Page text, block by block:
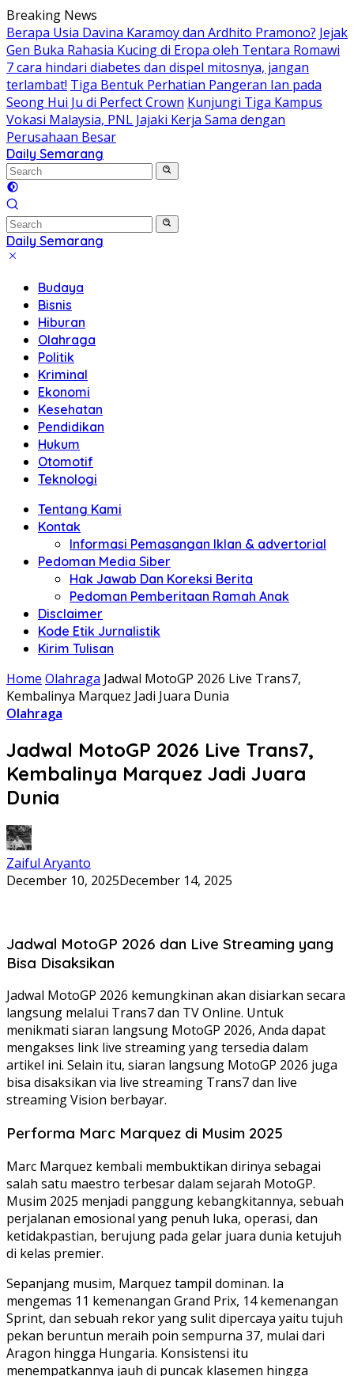
Skip
to
content
Breaking News
Berapa Usia Davina Karamoy dan Ardhito Pramono? Jejak
Gen Buka Rahasia Kucing di Eropa oleh Tentara Romawi
7 cara hindari diabetes dan dispel mitosnya, jangan
terlambat! Tiga Bentuk Perhatian Pangeran Ian pada
Seong Hui Ju di Perfect Crown Kunjungi Tiga Kampus
Vokasi Malaysia, PNL Jajaki Kerja Sama dengan
Perusahaan Besar
Daily Semarang
"Semarang
Hari
Ini:
Informasi
Terkini
untuk
Daily Semarang
"Semarang
Informasi
Terkini
untuk
Anda"
Budaya
Bisnis
Hiburan
Olahraga
Politik
Kriminal
Ekonomi
Kesehatan
Pendidikan
Hukum
Otomotif
Teknologi
Tentang Kami
Kontak
Informasi Pemasangan Iklan & advertorial
Pedoman Media Siber
Hak Jawab Dan Koreksi Berita
Pedoman Pemberitaan Ramah Anak
Disclaimer
Kode Etik Jurnalistik
Kirim Tulisan
Home Olahraga Jadwal MotoGP 2026 Live Trans7,
Kembalinya Marquez Jadi Juara Dunia
Olahraga
Jadwal MotoGP 2026 Live Trans7,
Kembalinya Marquez Jadi Juara
Dunia
Zaiful Aryanto
December 10, 2025December 14, 2025
Jadwal MotoGP 2026 dan Live Streaming yang
Bisa Disaksikan
Jadwal MotoGP 2026 kemungkinan akan disiarkan secara
langsung melalui Trans7 dan TV Online. Untuk
menikmati siaran langsung MotoGP 2026, Anda dapat
mengakses link live streaming yang tersedia dalam
artikel ini. Selain itu, siaran langsung MotoGP 2026 juga
bisa disaksikan via live streaming Trans7 dan live
streaming Vision berbayar.
Performa Marc Marquez di Musim 2025
Marc Marquez kembali membuktikan dirinya sebagai
salah satu maestro terbesar dalam sejarah MotoGP.
Musim 2025 menjadi panggung kebangkitannya, sebuah
perjalanan emosional yang penuh luka, operasi, dan
ketidakpastian, berujung pada gelar juara dunia ketujuh
di kelas premier.
Sepanjang musim, Marquez tampil dominan. Ia
mengemas 11 kemenangan Grand Prix, 14 kemenangan
Sprint, dan sebuah rekor yang sulit dipercaya yaitu tujuh
pekan beruntun meraih poin sempurna 37, mulai dari
Aragon hingga Hungaria. Konsistensi itu
menempatkannya jauh di puncak klasemen hingga